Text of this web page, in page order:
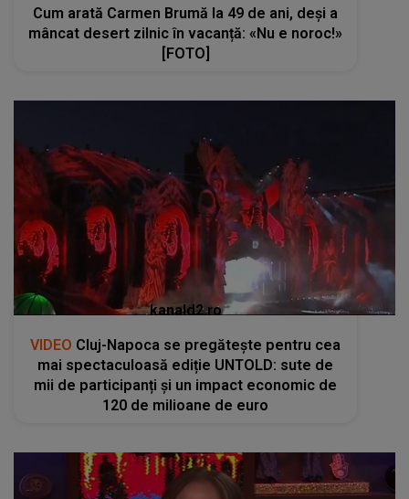
Cum arată Carmen Brumă la 49 de ani, deși a
mâncat desert zilnic în vacanță: «Nu e noroc!»
[FOTO]
kanald2.ro
VIDEO Cluj-Napoca se pregătește pentru cea
mai spectaculoasă ediție UNTOLD: sute de
mii de participanți și un impact economic de
120 de milioane de euro